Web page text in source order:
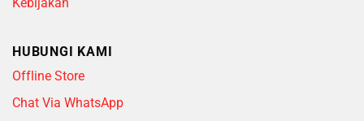
Kebijakan
HUBUNGI KAMI
Offline Store
Chat Via WhatsApp